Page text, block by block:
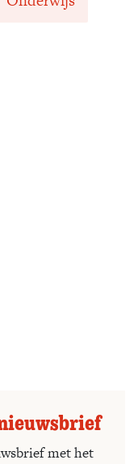
met het